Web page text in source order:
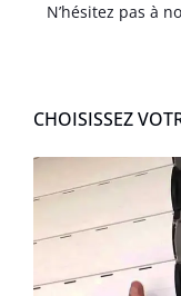
N’hésitez pas à
CHOISISSEZ